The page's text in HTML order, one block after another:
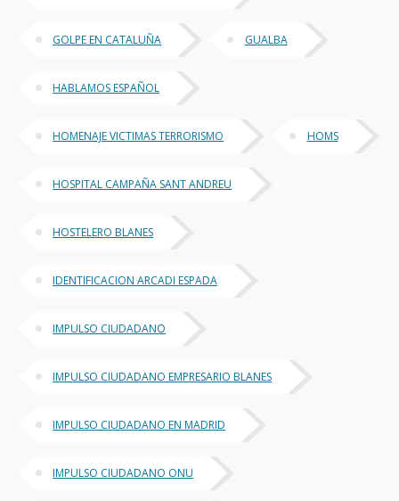
GOLPE EN CATALUÑA GUALBA
HABLAMOS ESPAÑOL
HOMENAJE VICTIMAS TERRORISMO HOMS
HOSPITAL CAMPAÑA SANT ANDREU
HOSTELERO BLANES
IDENTIFICACION ARCADI ESPADA
IMPULSO CIUDADANO
IMPULSO CIUDADANO EMPRESARIO BLANES
IMPULSO CIUDADANO EN MADRID
IMPULSO CIUDADANO ONU